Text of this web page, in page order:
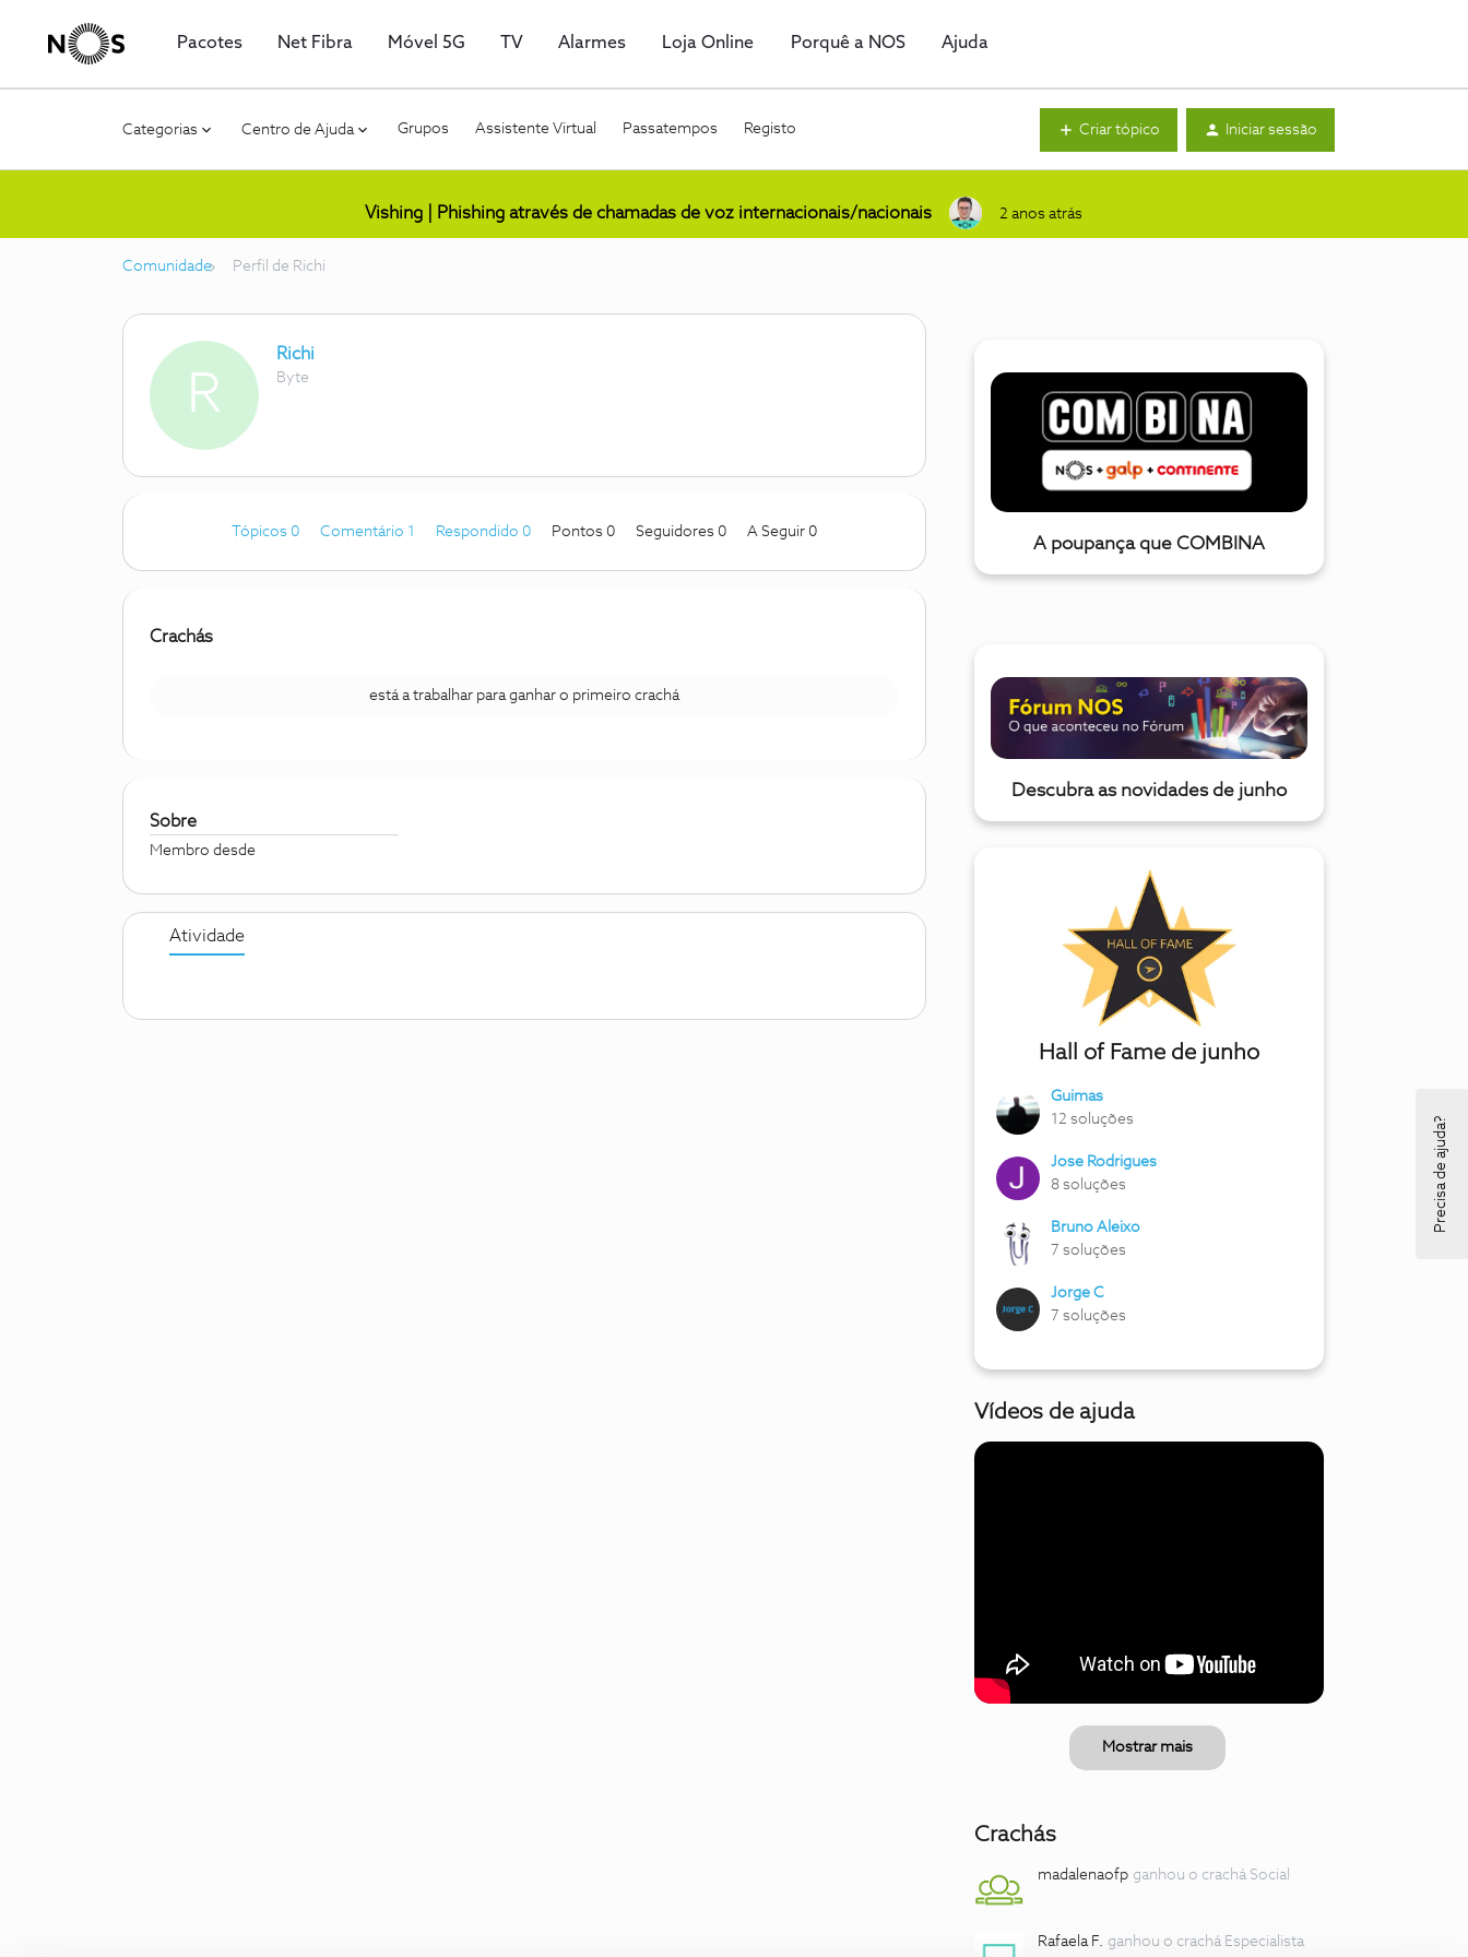
Pacotes Net Fibra Móvel 5G TV Alarmes Loja Online Porquê a NOS Ajuda
Categorias Centro de Ajuda Grupos Assistente Virtual Passatempos Registo Criar tópico Iniciar sessão
Vishing | Phishing através de chamadas de voz internacionais/nacionais 2 anos atrás
Comunidade Perfil de Richi
R
Richi
Byte
Tópicos 0 Comentário 1 Respondido 0 Pontos 0 Seguidores 0 A Seguir 0
Crachás
está a trabalhar para ganhar o primeiro crachá
Sobre
Membro desde
Atividade
A poupança que COMBINA
Descubra as novidades de junho
Hall of Fame de junho
Guimas
12 soluções
Jose Rodrigues
8 soluções
Bruno Aleixo
7 soluções
Jorge C
7 soluções
Vídeos de ajuda
Mostrar mais
Crachás
madalenaofp ganhou o crachá Social
Rafaela F. ganhou o crachá Especialista
Precisa de ajuda?